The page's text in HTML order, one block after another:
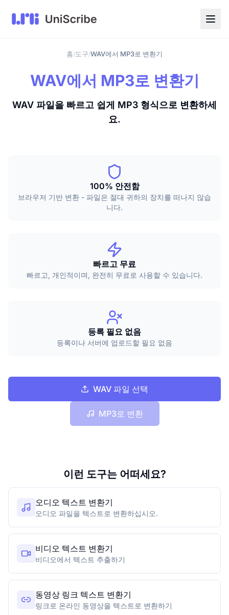
홈/도구/WAV에서 MP3로 변환기
WAV에서 MP3로 변환기
WAV 파일을 빠르고 쉽게 MP3 형식으로 변환하세
요.
100% 안전함
브라우저 기반 변환 - 파일은 절대 귀하의 장치를 떠나지 않습
니다.
빠르고 무료
빠르고, 개인적이며, 완전히 무료로 사용할 수 있습니다.
등록 필요 없음
등록이나 서버에 업로드할 필요 없음
WAV 파일 선택
MP3로 변환
이런 도구는 어떠세요?
오디오 텍스트 변환기
오디오 파일을 텍스트로 변환하십시오.
비디오 텍스트 변환기
비디오에서 텍스트 추출하기
동영상 링크 텍스트 변환기
링크로 온라인 동영상을 텍스트로 변환하기